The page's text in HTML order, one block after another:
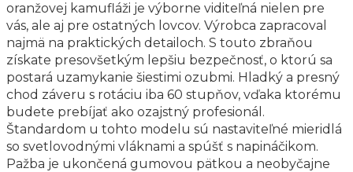
oranžovej kamufláži je výborne viditeľná nielen pre
vás, ale aj pre ostatných lovcov. Výrobca zapracoval
najmä na praktických detailoch. S touto zbraňou
získate presovšetkým lepšiu bezpečnosť, o ktorú sa
postará uzamykanie šiestimi ozubmi. Hladký a presný
chod záveru s rotáciu iba 60 stupňov, vďaka ktorému
budete prebíjať ako ozajstný profesionál.
Štandardom u tohto modelu sú nastaviteľné mieridlá
so svetlovodnými vláknami a spúšť s napináčikom.
Pažba je ukončená gumovou pätkou a neobyčajne